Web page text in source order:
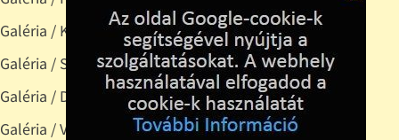
Galéria / Kacskacomb pácban sütve
Galéria / Sült krumpli
Galéria / Diósbejgli
Galéria / Vegyes zöldség, köretnek is jó